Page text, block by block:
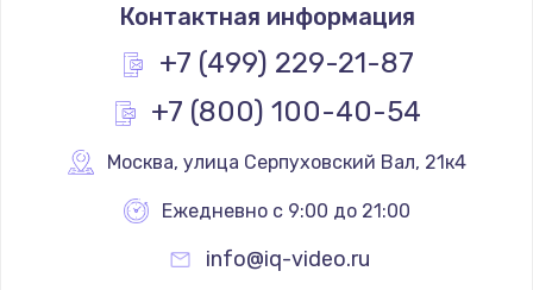
Простой ремонт основной платы
2400 руб.
Заказать
Восстановление после попадания влаги
2800 руб.
Заказать
Контактная информация
+7 (499) 229-21-87
+7 (800) 100-40-54
Москва, улица Серпуховский Вал, 21к4
Ежедневно с 9:00 до 21:00
info@iq-video.ru